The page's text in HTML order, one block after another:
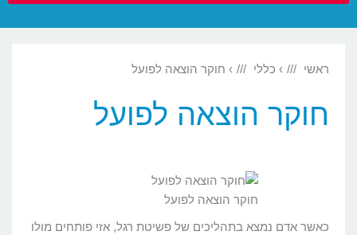
ראשי › כללי › חוקר הוצאה לפועל
חוקר הוצאה לפועל
חוקר הוצאה לפועל
כאשר אדם נמצא בתהליכים של פשיטת רגל, אזי פותחים מולו